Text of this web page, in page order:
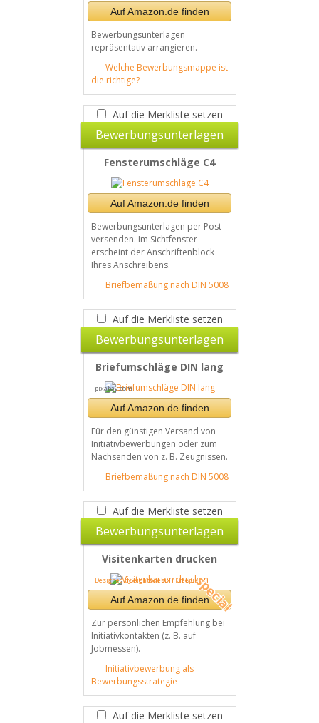
Auf Amazon.de finden
Bewerbungsunterlagen
repräsentativ arrangieren.
Welche Bewerbungsmappe ist
die richtige?
Auf die Merkliste setzen
Bewerbungsunterlagen
Fensterumschläge C4
Auf Amazon.de finden
Bewerbungsunterlagen per Post
versenden. Im Sichtfenster
erscheint der Anschriftenblock
Ihres Anschreibens.
Briefbemaßung nach DIN 5008
Auf die Merkliste setzen
Bewerbungsunterlagen
Briefumschläge DIN lang
pixabay.com
Auf Amazon.de finden
Für den günstigen Versand von
Initiativbewerbungen oder zum
Nachsenden von z. B. Zeugnissen.
Briefbemaßung nach DIN 5008
Auf die Merkliste setzen
Bewerbungsunterlagen
Visitenkarten drucken
Designed by eightonesix / Freepik
Auf Amazon.de finden
Zur persönlichen Empfehlung bei
Initiativkontakten (z. B. auf
Jobmessen).
Initiativbewerbung als
Bewerbungsstrategie
Auf die Merkliste setzen